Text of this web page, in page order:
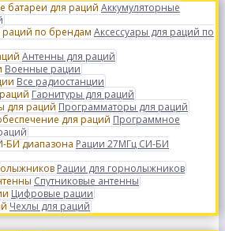
Аккумуляторные
Аксессуары для раций по
Антенны для раций
Военные рации
Все радиостанции
Гарнитуры для раций
Программаторы для раций
Программное
Рации 27МГц СИ-БИ
Рации для горнолыжников
Спутниковые антенны
Цифровые рации
Чехлы для раций